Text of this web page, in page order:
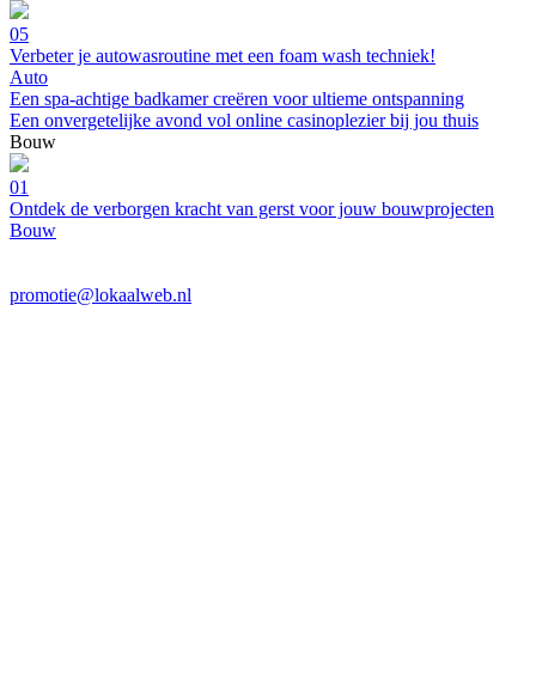
05
Verbeter je autowasroutine met een foam wash techniek!
Auto
Een spa-achtige badkamer creëren voor ultieme ontspanning
Een onvergetelijke avond vol online casinoplezier bij jou thuis
Bouw
01
Ontdek de verborgen kracht van gerst voor jouw bouwprojecten
Bouw
promotie@lokaalweb.nl